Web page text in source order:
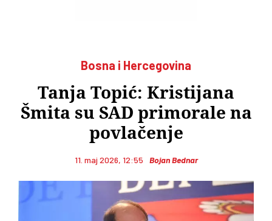
Bosna i Hercegovina
Tanja Topić: Kristijana
Šmita su SAD primorale na
povlačenje
11. maj 2026, 12:55 Bojan Bednar